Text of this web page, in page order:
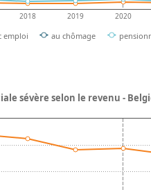
2018 2019 2020
emploi au chômage
sévère selon le revenu -